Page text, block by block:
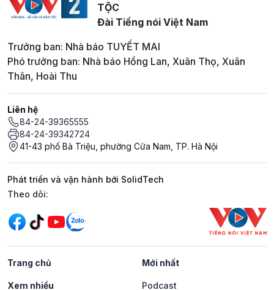
TỘC
Đài Tiếng nói Việt Nam
Trưởng ban: Nhà báo TUYẾT MAI
Phó trưởng ban: Nhà báo Hồng Lan, Xuân Thọ, Xuân
Thân, Hoài Thu
Liên hệ
84-24-39365555
84-24-39342724
41-43 phố Bà Triệu, phường Cửa Nam, TP. Hà Nội
Phát triển và vận hành bởi SolidTech
Mạng xã hội
Theo dõi:
Trang chủ Mới nhất
Xem nhiều Podcast